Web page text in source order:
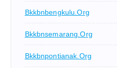
Bkkbnbengkulu.org
Bkkbnsemarang.org
Bkkbnpontianak.org